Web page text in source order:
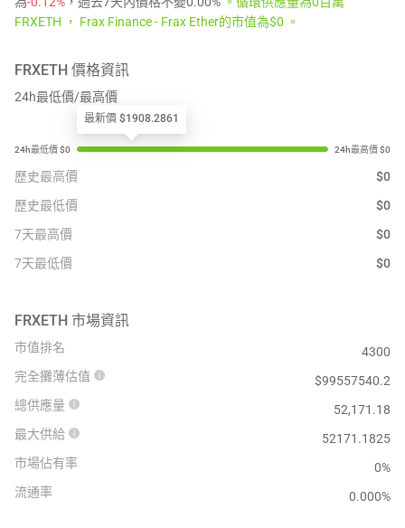
FRXETH ， Frax Finance - Frax Ether的市值為$0 。
FRXETH 價格資訊
24h最低價/最高價
最新價 $1908.2861
歷史最高價 $0
歷史最低價
$0
7天最高價
$0
7天最低價
$0
FRXETH 市場資訊
市值排名
4300
完全攤薄估值
$99557540.2
總供應量
52,171.18
最大供給
52171.1825
市場佔有率
0%
流通率
0.000%